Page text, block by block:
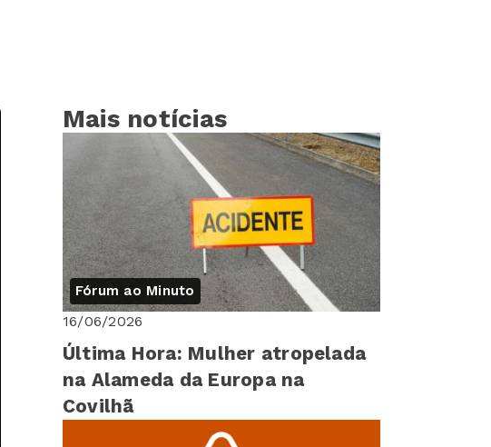
Mais notícias
Fórum ao Minuto
16/06/2026
Última Hora: Mulher atropelada
na Alameda da Europa na
Covilhã